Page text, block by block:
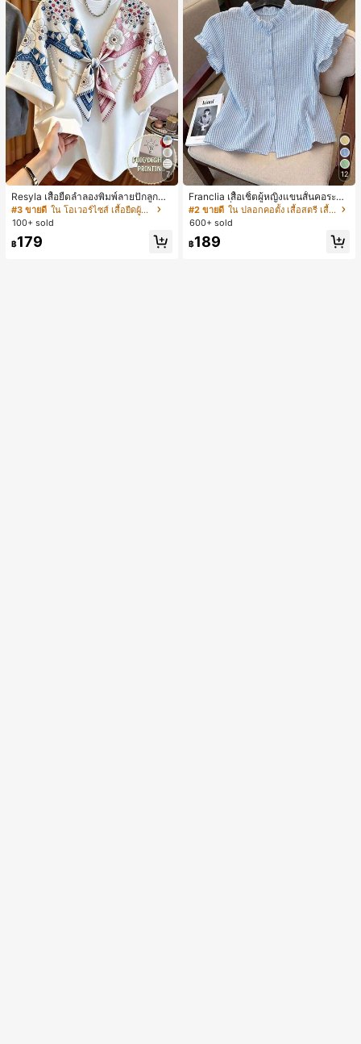
7
Resyla เสื้อยืดลำลองพิมพ์ลายปักลูกปัด
รูปโบว์ขนาดใหญ่สำหรับผู้หญิง
#3 ขายดี
ใน โอเวอร์ไซส์ เสื้อยืดผู้หญิง
100+ sold
฿179
12
Franclia เสื้อเชิ้ตผู้หญิงแขนสั้นคอระบา
ยกระดุมเดี่ยวลายทาง
#2 ขายดี
ใน ปลอกคอตั้ง เสื้อสตรี เสื้อเบลาส์ & Tee
600+ sold
฿189